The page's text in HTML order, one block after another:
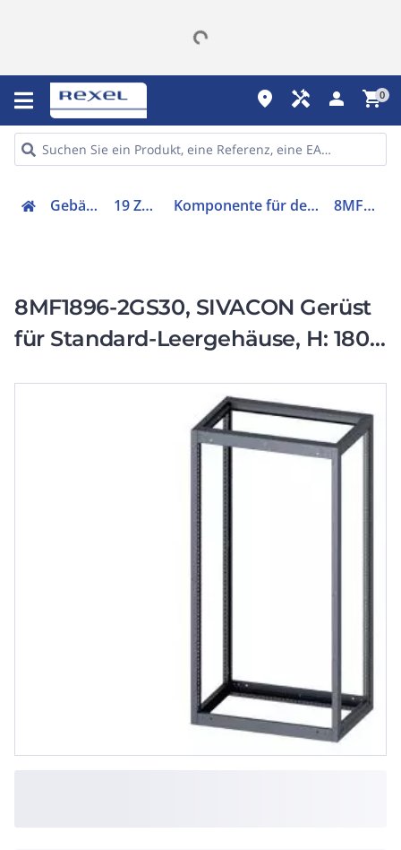
place handyman person shopping_cart0
Gebäudetechnik 19 Zoll Zubehör Komponente für den Ausbau (Schaltschrank) 8MF18962GS30
8MF1896-2GS30, SIVACON Gerüst
für Standard-Leergehäuse, H: 1800